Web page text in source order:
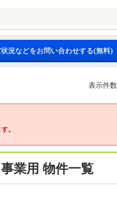
状況などをお問い合わせする(無料)
表示件数
。
業用 物件一覧